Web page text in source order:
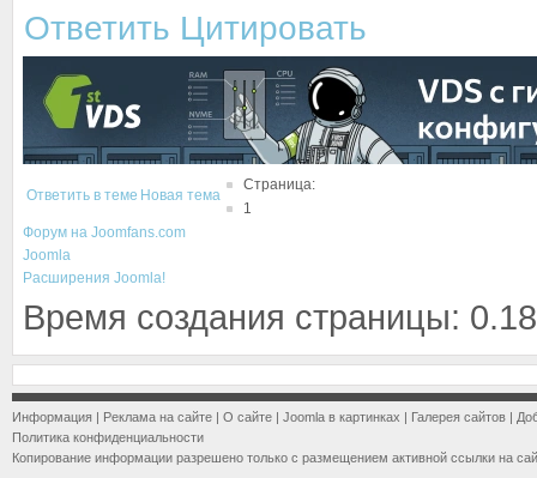
Ответить Цитировать
Ответить в теме Новая тема
Страница:
1
Форум на Joomfans.com
Joomla
Расширения Joomla!
Время создания страницы:
Информация | Реклама на сайте | О сайте | Joomla в картинках | Галерея сайтов |
Политика конфиденциальности
Копирование информации разрешено только с размещением активной ссылки на